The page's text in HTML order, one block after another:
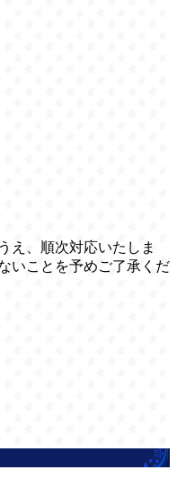
え、順次対応いたしま
いことを予めご了承くだ